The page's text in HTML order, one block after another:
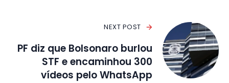
NEXT POST
PF diz que Bolsonaro burlou
STF e encaminhou 300
vídeos pelo WhatsApp